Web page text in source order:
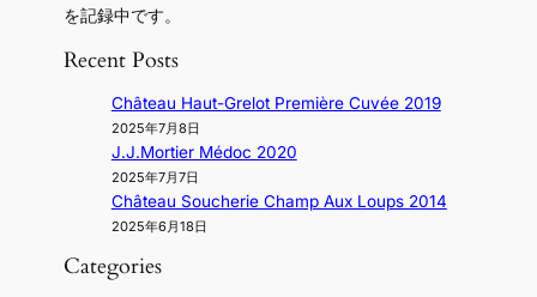
を記録中です。
Recent Posts
Château Haut-Grelot Première Cuvée 2019
2025年7月8日
J.J.Mortier Médoc 2020
2025年7月7日
Château Soucherie Champ Aux Loups 2014
2025年6月18日
Categories